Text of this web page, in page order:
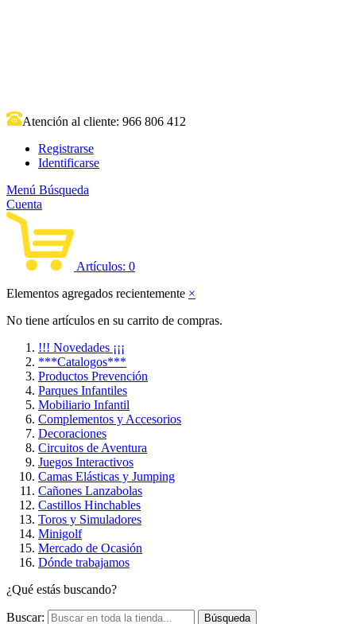
Atención al cliente: 966 806 412
Registrarse
Identificarse
Menú Búsqueda
Cuenta
Artículos: 0
Elementos agregados recientemente ×
No tiene artículos en su carrito de compras.
!!! Novedades ¡¡¡
***Catalogos***
Productos Prevención
Parques Infantiles
Mobiliario Infantil
Complementos y Accesorios
Decoraciones
Circuitos de Aventura
Juegos Interactivos
Camas Elásticas y Jumping
Cañones Lanzabolas
Castillos Hinchables
Toros y Simuladores
Minigolf
Mercado de Ocasión
Dónde trabajamos
¿Qué estás buscando?
Buscar: Búsqueda